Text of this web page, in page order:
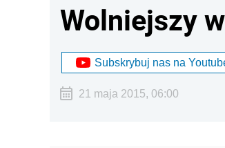
Wolniejszy
Subskrybuj nas na
21 maja 2015, 06:00